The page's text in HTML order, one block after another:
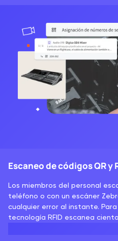
Escaneo de códigos QR y
Los miembros del personal
teléfono o con un escáner
cualquier error al instante.
tecnología RFID escanea